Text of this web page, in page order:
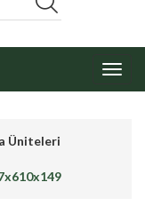
Üniteleri